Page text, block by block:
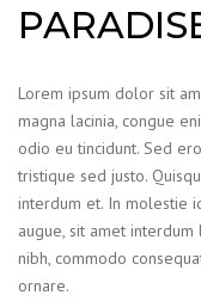
Lorem ipsum dolor sit
magna lacinia, congue
odio eu tincidunt. Sed
tristique sed justo.
interdum et. In molestie
augue, sit amet
nibh, commodo
ornare.